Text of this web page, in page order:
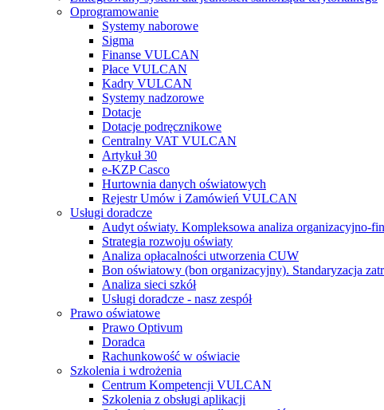
Oprogramowanie
Systemy naborowe
Sigma
Finanse VULCAN
Płace VULCAN
Kadry VULCAN
Systemy nadzorowe
Dotacje
Dotacje podręcznikowe
Centralny VAT VULCAN
Artykuł 30
e-KZP Casco
Hurtownia danych oświatowych
Rejestr Umów i Zamówień VULCAN
Usługi doradcze
Audyt oświaty. Kompleksowa analiza organizacyjno-
Strategia rozwoju oświaty
Analiza opłacalności utworzenia CUW
Bon oświatowy (bon organizacyjny). Standaryzacja
Analiza sieci szkół
Usługi doradcze - nasz zespół
Prawo oświatowe
Prawo Optivum
Doradca
Rachunkowość w oświacie
Szkolenia i wdrożenia
Centrum Kompetencji VULCAN
Szkolenia z obsługi aplikacji